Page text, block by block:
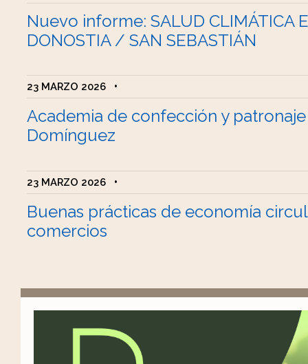
Nuevo informe: SALUD CLIMÁTICA
DONOSTIA / SAN SEBASTIÁN
23 MARZO 2026 •
Academia de confección y
Domínguez
23 MARZO 2026 •
Buenas prácticas de economía
comercios